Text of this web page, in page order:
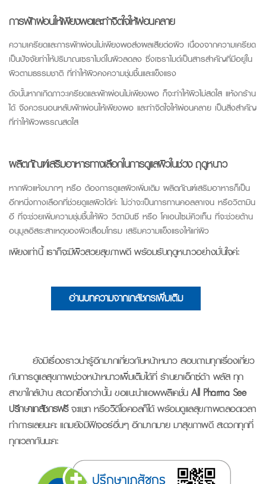
การพักผ่อนให้เพียงพอและทำจิตใจให้ผ่อนคลาย
ความเครียดและการพักผ่อนไม่เพียงพอส่งผลเสียต่อผิว เนื่องจากความเครียด
เป็นปัจจัยทำให้ปริมาณเซราไมด์ในผิวลดลง ซึ่งเซราไมด์เป็นสารสำคัญที่มีอยู่ใน
ผิวตามธรรมชาติ ที่ทำให้ผิวคงความชุ่มชื้นและแข็งแรง
ดังนั้นหากเกิดภาวะเครียดและพักผ่อนไม่เพียงพอ ก็จะทำให้ผิวไม่สดใส แห้งกร้าน
ได้ จึงควรนอนหลับพักผ่อนให้เพียงพอ และทำจิตใจให้ผ่อนคลาย เป็นสิ่งสำคัญ
ที่ทำให้ผิวพรรณสดใส
ผลิตภัณฑ์เสริมอาหารทางเลือกในการดูแลผิวในช่วง ฤดูหนาว
หากผิวแห้งมากๆ หรือ ต้องการดูแลผิวเพิ่มเติม ผลิตภัณฑ์เสริมอาหารก็เป็น
อีกหนึ่งทางเลือกที่ช่วยดูแลผิวได้ค่ะ ไม่ว่าจะเป็นการทานคอลลาเจน หรือวิตามิน
อี ที่จะช่วยเพิ่มความชุ่มชื้นให้ผิว วิตามินซี หรือ โคเอนไซม์คิวเท็น ที่จะช่วยต้าน
อนุมูลอิสระสาเหตุของผิวเสื่อมโทรม เสริมความแข็งแรงให้แก่ผิว
เพียงเท่านี้ เราก็จะมีผิวสวยสุขภาพดี พร้อมรับฤดูหนาวอย่างมั่นใจค่ะ
อ่านบทความจากเภสัชกรเพิ่มเติม
ยังมีเรื่องราวน่ารู้อีกมากเกี่ยวกับหน้าหนาว สอบถามทุกเรื่องเกี่ยว
กับการดูแลสุขภาพช่วงหน้าหนาวเพิ่มเติมได้ที่ ร้านยาเอ็กซ์ต้า พลัส ทุก
สาขาใกล้บ้าน สะดวกยิ่งกว่านั้น ขอแนะนำแอพพลิเคชั่นAll Pharma See
ปรึกษาเภสัชกรฟรีจะแชท หรือวิดีโอคอลก็ได้ พร้อมดูแลสุขภาพตลอดเวลา
ทำการเลยนะคะ แถมยังมีฟีเจอร์อื่นๆ อีกมากมาย มาสุขภาพดี สะดวกทุกที่
ทุกเวลากันนะคะ